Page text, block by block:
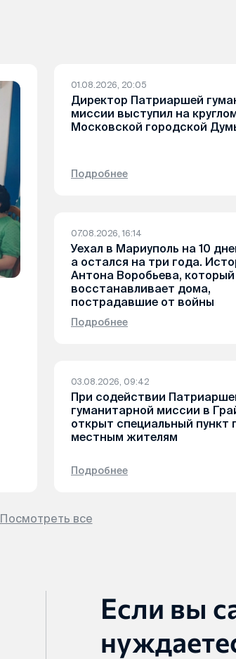
01.08.2026, 20:05
Директор Патриаршей
миссии выступил на
Московской городской
Подробнее
07.08.2026, 16:14
Уехал в Мариуполь на 10
а остался на три года.
Антона Воробьева, который
восстанавливает дома,
пострадавшие от войны
Подробнее
03.08.2026, 09:42
При содействии
гуманитарной миссии в
открыт специальный пункт
местным жителям
Подробнее
Посмотреть все
Если вы